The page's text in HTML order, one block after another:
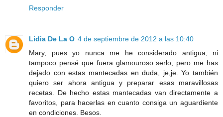
Responder
Lidia De La O 4 de septiembre de 2012 a las 10:40
Mary, pues yo nunca me he considerado antigua, ni
tampoco pensé que fuera glamouroso serlo, pero me has
dejado con estas mantecadas en duda, je,je. Yo también
quiero ser ahora antigua y preparar esas maravillosas
recetas. De hecho estas mantecadas van directamente a
favoritos, para hacerlas en cuanto consiga un aguardiente
en condiciones. Besos.